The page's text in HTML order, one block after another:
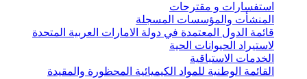
استفسارات و مقترحات
المنشأت والمؤسسات المسجلة
قائمة الدول المعتمدة في دولة الامارات العربية المتحدة
لاستيراد الحيوانات الحية
الخدمات الاستباقية
القائمة الوطنية للمواد الكيميائية المحظورة والمقيدة